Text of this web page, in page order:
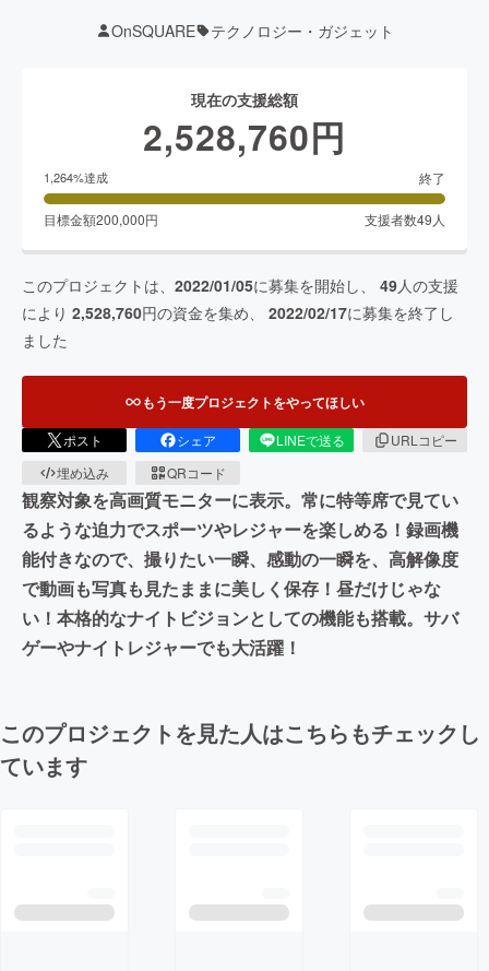
OnSQUARE テクノロジー・ガジェット
現在の支援総額
2,528,760円
1,264%達成 終了
目標金額200,000円 支援者数49 人
このプロジェクトは、 2022/01/05に募集を開始し、 49人の支援
により 2,528,760円の資金を集め、 2022/02/17に募集を終了し
ました
もう一度プロジェクトをやってほしい
ポスト シェア LINEで送る
URLコピー
埋め込み
QRコード
観察対象を高画質モニターに表示。常に特等席で見てい
るような迫力でスポーツやレジャーを楽しめる！録画機
能付きなので、撮りたい一瞬、感動の一瞬を、高解像度
で動画も写真も見たままに美しく保存！昼だけじゃな
い！本格的なナイトビジョンとしての機能も搭載。サバ
ゲーやナイトレジャーでも大活躍！
このプロジェクトを見た人はこちらもチェックし
ています